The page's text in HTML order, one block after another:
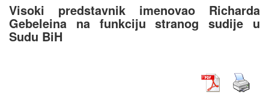
Visoki predstavnik imenovao Richarda
Gebeleina na funkciju stranog sudije u
Sudu BiH